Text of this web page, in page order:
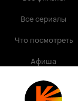
Все сериалы
Что посмотреть
Афиша
Музыка